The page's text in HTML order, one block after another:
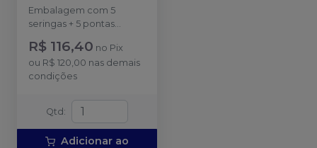
Embalagem com 5
seringas + 5 pontas
aplicadoras
R$ 116,40 no Pix
ou R$ 120,00 nas demais
condições
Qtd :
Adicionar ao